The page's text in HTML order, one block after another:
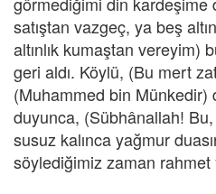
satıştan vazgeç, ya beş
altınlık kumaştan vereyim)
geri aldı. Köylü, (Bu mert
(Muhammed bin Münkedir)
duyunca, (Sübhânallah!
susuz kalınca yağmur
söylediğimiz zaman rahmet